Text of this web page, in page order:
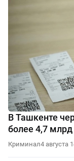
В Ташкенте
более 4,7
Криминал4 августа